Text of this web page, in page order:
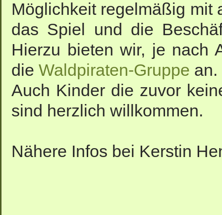
Möglichkeit regelmäßig mit
das Spiel und die
Hierzu bieten wir, je nach
die Waldpiraten-Gruppe an.
Auch Kinder die zuvor
sind herzlich willkommen.
Nähere Infos bei Kerstin